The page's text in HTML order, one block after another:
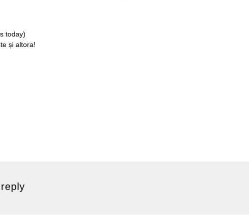
today)
și altora!